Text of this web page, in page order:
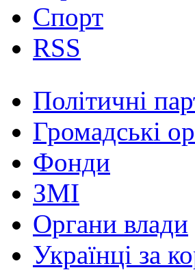
Спорт
RSS
Політичні
Громадські
Фонди
ЗМІ
Органи влади
Українці за